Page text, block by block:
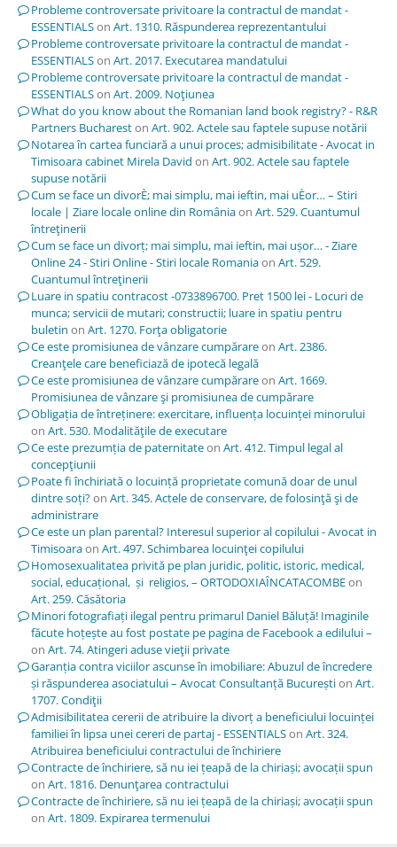
Probleme controversate privitoare la contractul de mandat -
ESSENTIALSon Art. 1310. Răspunderea reprezentantului
Probleme controversate privitoare la contractul de mandat -
ESSENTIALSon Art. 2017. Executarea mandatului
Probleme controversate privitoare la contractul de mandat -
ESSENTIALSon Art. 2009. Noţiunea
What do you know about the Romanian land book registry? - R&R
Partners Buchareston Art. 902. Actele sau faptele supuse notării
Notarea în cartea funciară a unui proces; admisibilitate - Avocat in
Timisoara cabinet Mirela David on Art. 902. Actele sau faptele
supuse notării
Cum se face un divorÈ; mai simplu, mai ieftin, mai uÈor… – Stiri
locale | Ziare locale online din Româniaon Art. 529. Cuantumul
întreţinerii
Cum se face un divorț; mai simplu, mai ieftin, mai ușor… - Ziare
Online 24 - Stiri Online - Stiri locale Romaniaon Art. 529.
Cuantumul întreţinerii
Luare in spatiu contracost -0733896700. Pret 1500 lei - Locuri de
munca; servicii de mutari; constructii; luare in spatiu pentru
buletin on Art. 1270. Forţa obligatorie
Ce este promisiunea de vânzare cumpărareon Art. 2386.
Creanţele care beneficiază de ipotecă legală
Ce este promisiunea de vânzare cumpărareon Art. 1669.
Promisiunea de vânzare şi promisiunea de cumpărare
Obligația de întreținere: exercitare, influența locuinței minorului
on Art. 530. Modalităţile de executare
Ce este prezumția de paternitateon Art. 412. Timpul legal al
concepţiunii
Poate fi închiriată o locuință proprietate comună doar de unul
dintre soți?on Art. 345. Actele de conservare, de folosinţă şi de
administrare
Ce este un plan parental? Interesul superior al copilului - Avocat in
Timisoaraon Art. 497. Schimbarea locuinţei copilului
Homosexualitatea privită pe plan juridic, politic, istoric, medical,
social, educațional, și religios, – ORTODOXIAÎNCATACOMBEon
Art. 259. Căsătoria
Minori fotografiați ilegal pentru primarul Daniel Băluță! Imaginile
făcute hoțește au fost postate pe pagina de Facebook a edilului –
on Art. 74. Atingeri aduse vieţii private
Garanția contra viciilor ascunse în imobiliare: Abuzul de încredere
și răspunderea asociatului – Avocat Consultanță Bucureștion Art.
1707. Condiţii
Admisibilitatea cererii de atribuire la divorț a beneficiului locuinței
familiei în lipsa unei cereri de partaj - ESSENTIALSon Art. 324.
Atribuirea beneficiului contractului de închiriere
Contracte de închiriere, să nu iei țeapă de la chiriași; avocații spun
on Art. 1816. Denunţarea contractului
Contracte de închiriere, să nu iei țeapă de la chiriași; avocații spun
on Art. 1809. Expirarea termenului